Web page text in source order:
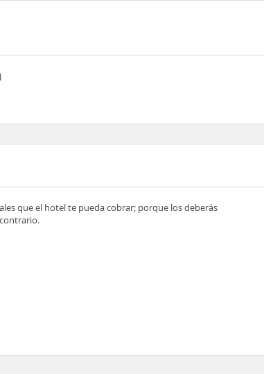
que el hotel te pueda cobrar; porque los deberás